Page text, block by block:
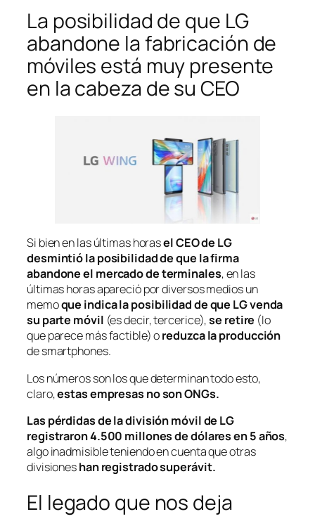
La posibilidad de que LG
abandone la fabricación de
móviles está muy presente
en la cabeza de su CEO
Si bien en las últimas horasel CEO de LG
desmintió la posibilidad de que la firma
abandone el mercado de terminales, en las
últimas horas apareció por diversos medios un
memoque indica la posibilidad de que LG venda
su parte móvil (es decir, tercerice),se retire (lo
que parece más factible) oreduzca la producción
desmartphones.
Los números son los que determinan todo esto,
claro,estas empresas no son ONGs.
Las pérdidas de la división móvil de LG
registraron 4.500 millones de dólares en 5 años,
algo inadmisible teniendo en cuenta que otras
divisioneshan registrado superávit.
El legado que nos deja